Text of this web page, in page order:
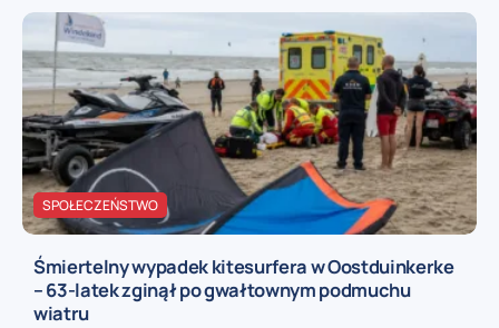
SPOŁECZEŃSTWO
Śmiertelny wypadek kitesurfera w Oostduinkerke
– 63-latek zginął po gwałtownym podmuchu
wiatru